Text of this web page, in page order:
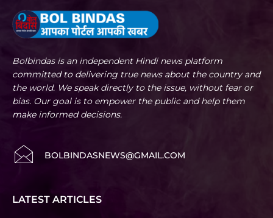
Bolbindas is an independent Hindi news platform
committed to delivering true news about the country and
the world. We speak directly to the issue, without fear or
bias. Our goal is to empower the public and help them
make informed decisions.
BOLBINDASNEWS@GMAIL.COM
LATEST ARTICLES